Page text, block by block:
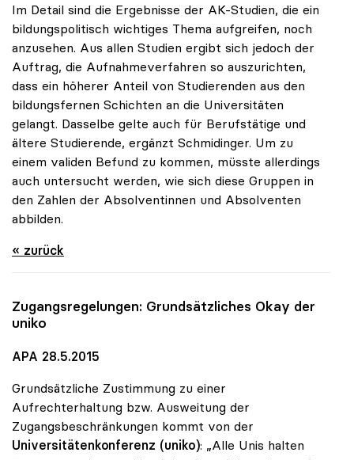
Im Detail sind die Ergebnisse der AK-Studien, die ein
bildungspolitisch wichtiges Thema aufgreifen, noch
anzusehen. Aus allen Studien ergibt sich jedoch der
Auftrag, die Aufnahmeverfahren so auszurichten,
dass ein höherer Anteil von Studierenden aus den
bildungsfernen Schichten an die Universitäten
gelangt. Dasselbe gelte auch für Berufstätige und
ältere Studierende, ergänzt Schmidinger. Um zu
einem validen Befund zu kommen, müsste allerdings
auch untersucht werden, wie sich diese Gruppen in
den Zahlen der Absolventinnen und Absolventen
abbilden.
« zurück
Zugangsregelungen: Grundsätzliches Okay der
uniko
APA 28.5.2015
Grundsätzliche Zustimmung zu einer
Aufrechterhaltung bzw. Ausweitung der
Zugangsbeschränkungen kommt von der
Universitätenkonferenz (uniko): „Alle Unis halten